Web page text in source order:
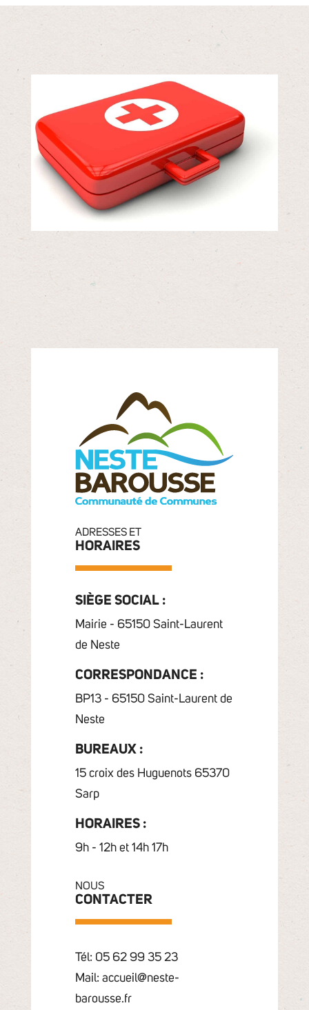
ADRESSES ET
HORAIRES
SIÈGE SOCIAL :
Mairie - 65150 Saint-Laurent
de Neste
CORRESPONDANCE :
BP13 - 65150 Saint-Laurent de
Neste
BUREAUX :
15 croix des Huguenots 65370
Sarp
HORAIRES :
9h - 12h et 14h 17h
NOUS
CONTACTER
Tél: 05 62 99 35 23
Mail: accueil@neste-
barousse.fr